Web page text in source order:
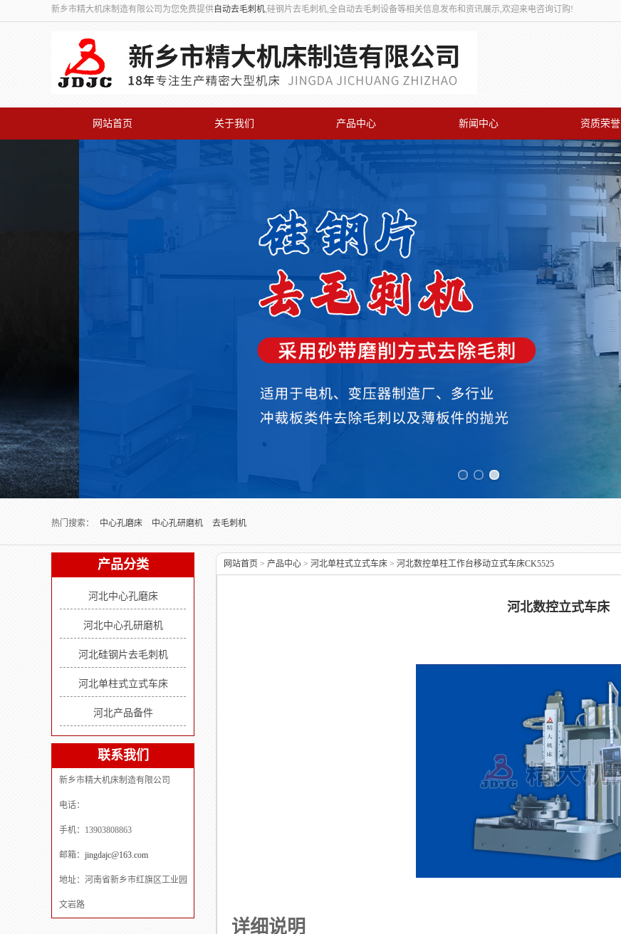
新乡市精大机床制造有限公司为您免费提供自动去毛刺机,硅钢片去毛刺机,全自动去毛刺设备等相关信息发布和资讯展示,欢迎来电咨询订购!
网站首页 关于我们 产品中心 新闻中心 资质荣誉
热门搜索：
中心孔磨床 中心孔研磨机 去毛刺机
产品分类
河北中心孔磨床
河北中心孔研磨机
河北硅钢片去毛刺机
河北单柱式立式车床
河北产品备件
联系我们
新乡市精大机床制造有限公司
电话：
手机：13903808863
邮箱： jingdajc@163.com
地址：河南省新乡市红旗区工业园
文岩路
网站首页 > 产品中心 > 河北单柱式立式车床 > 河北数控单柱工作台移动立式车床CK5525
河北数控立式车床
详细说明